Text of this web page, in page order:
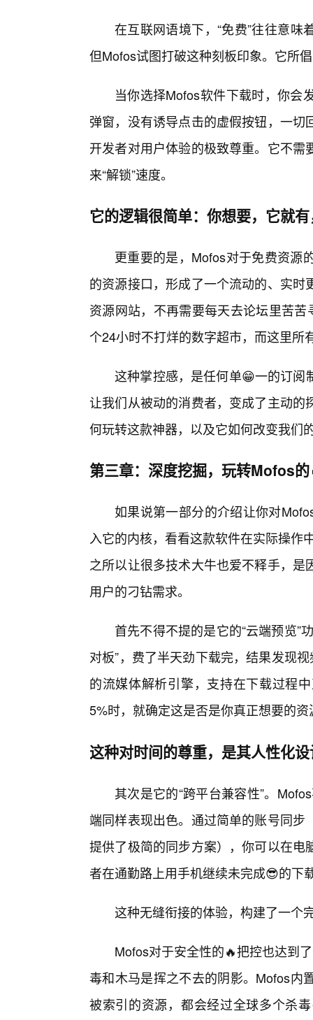
在互联网语境下，“免费”往往意
但Mofos试图打破这种刻板印象。它所
当你选择Mofos软件下载时，你会
弹窗，没有诱导点击的虚假按钮，一
开发者对用户体验的极致尊重。它不
来“解锁”速度。
它的逻辑很简单：你想要，它就
更重要的是，Mofos对于免费资源
的资源接口，形成了一个流动的、实
资源网站，不再需要每天去论坛里苦
个24小时不打烊的数字超市，而这里所
这种掌控感，是任何单😁一的订阅
让我们从被动的消费者，变成了主动
何玩转这款神器，以及它如何改变我们
第三章：深度挖掘，玩转Mofos
如果说第一部分的介绍让你对
入它的内核，看看这款软件在实际操作
之所以让很多技术大牛也爱不释手，
用户的刁钻需求。
首先不得不提的是它的“云端预览”
对板”，费了半天劲下载完，结果发现
的流媒体解析引擎，支持在下载过程
5%时，就确定这是否是你真正想要的资
这种对时间的尊重，是其人性化
其次是它的“跨平台兼容性”。
端同样表现出色。通过简单的账号同
提供了极简的同步方案），你可以在
者在通勤路上用手机继续未完成😎的下
这种无缝衔接的体验，构建了一个
Mofos对于安全性的🔥把控也达到
毒和木马是挥之不去的阴影。Mofos内
被索引的资源，都会经过全球多个杀